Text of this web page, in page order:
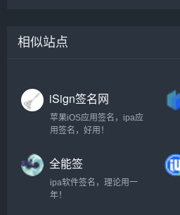
相似站点
iSign签名网
苹果iOS应用签名，ipa应
用签名，好用！
全能签
ipa软件签名，理论用一
年！